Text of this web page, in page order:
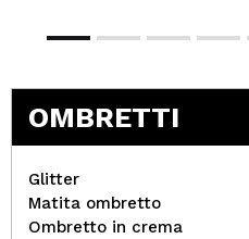
OMBRETTI
Glitter
Matita ombretto
Ombretto in crema